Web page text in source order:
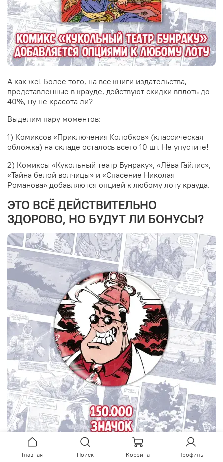
А как же! Более того, на все книги издательства,
представленные в крауде, действуют скидки вплоть до
40%, ну не красота ли?
Выделим пару моментов:
1) Комиксов «Приключения Колобков» (классическая
обложка) на складе осталось всего 10 шт. Не упустите!
2) Комиксы «Кукольный театр Бунраку», «Лёва Гайлис»,
«Тайна белой волчицы» и «Спасение Николая
Романова» добавляются опцией к любому лоту крауда.
ЭТО ВСЁ ДЕЙСТВИТЕЛЬНО
ЗДОРОВО, НО БУДУТ ЛИ БОНУСЫ?
Главная Поиск Корзина Профиль